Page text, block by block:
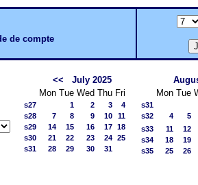
de compte
<<
July 2025
Mon Tue Wed Thu Fri
s27 1 2 3
4
s28
7 8 9 10
11
s29
14 15 16 17 18
s30
21 22 23 24 25
s31
28 29 30 31
Mon Tue
s31
s32
4
5
s33
11
12
s34
18
19
s35
25 26